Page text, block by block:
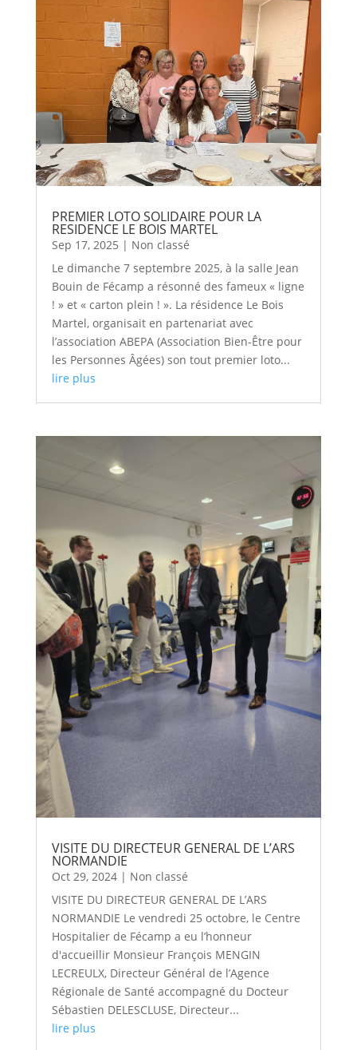
PREMIER LOTO SOLIDAIRE POUR LA
RESIDENCE LE BOIS MARTEL
Sep 17, 2025 | Non classé
Le dimanche 7 septembre 2025, à la salle Jean
Bouin de Fécamp a résonné des fameux « ligne
! » et « carton plein ! ». La résidence Le Bois
Martel, organisait en partenariat avec
l’association ABEPA (Association Bien-Être pour
les Personnes Âgées) son tout premier loto...
lire plus
VISITE DU DIRECTEUR GENERAL DE L’ARS
NORMANDIE
Oct 29, 2024| Non classé
VISITE DU DIRECTEUR GENERAL DE L’ARS
NORMANDIE Le vendredi 25 octobre, le Centre
Hospitalier de Fécamp a eu l’honneur
d'accueillir Monsieur François MENGIN
LECREULX, Directeur Général de l’Agence
Régionale de Santé accompagné du Docteur
Sébastien DELESCLUSE, Directeur...
lire plus